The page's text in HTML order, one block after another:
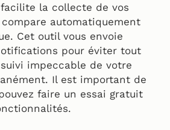
la collecte de vos
automatiquement
Cet outil vous envoie
pour éviter tout
impeccable de votre
Il est important de
faire un essai gratuit